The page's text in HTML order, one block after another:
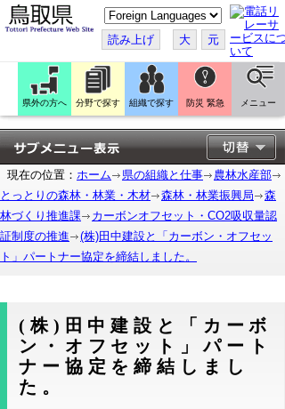
こ
の
ペ
ー
ジ
翻
訳
す
る
読み上げ 大 元
県外の方へ 分野で探す 組織で探す 防災 緊急 メニュー
現在の位置： ホーム 県の組織と仕事
農林水産部
とっとりの森林・林業・木材
森林・林業振興局
森
林づくり推進課
カーボンオフセット・CO2吸収量認
証制度の推進
(株)田中建設と「カーボン・オフセッ
ト」パートナー協定を締結しました。
(株)田中建設と「カーボ
ン・オフセット」パート
ナー協定を締結しまし
た。